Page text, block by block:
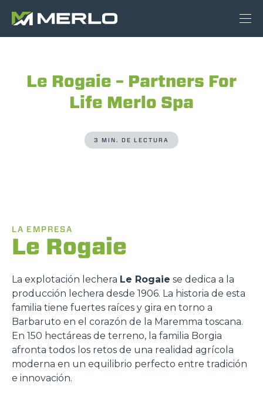
Le Rogaie – Partners For
Life Merlo Spa
3 MIN. DE LECTURA
LA EMPRESA
Le Rogaie
La explotación lechera Le Rogaie se dedica a la
producción lechera desde 1906. La historia de esta
familia tiene fuertes raíces y gira en torno a
Barbaruto en el corazón de la Maremma toscana.
En 150 hectáreas de terreno, la familia Borgia
afronta todos los retos de una realidad agrícola
moderna en un equilibrio perfecto entre tradición
e innovación.